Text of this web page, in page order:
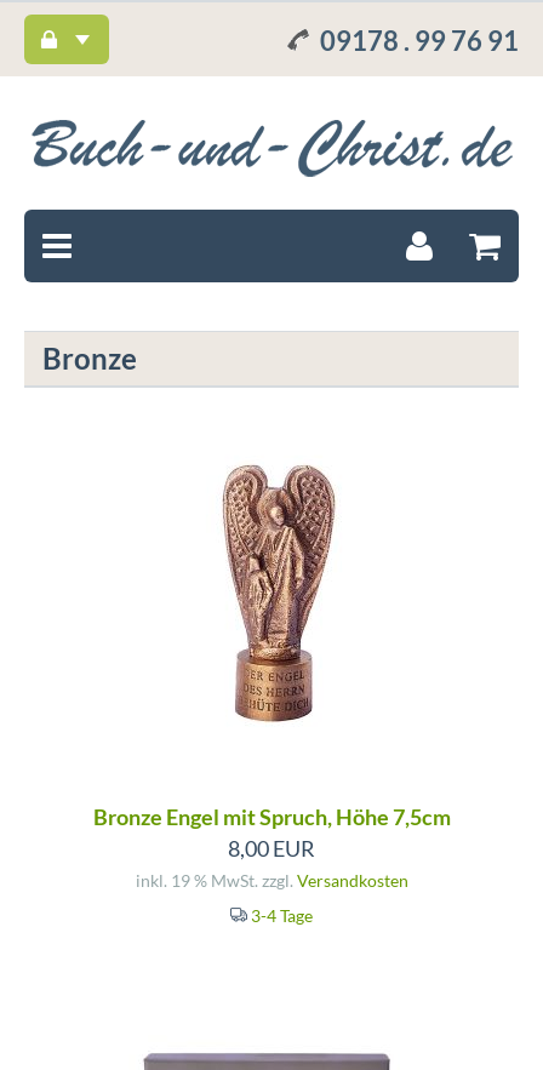
09178 . 99 76 91
Bronze
Bronze Engel mit Spruch, Höhe 7,5cm
8,00 EUR
inkl. 19 % MwSt. zzgl. Versandkosten
3-4 Tage